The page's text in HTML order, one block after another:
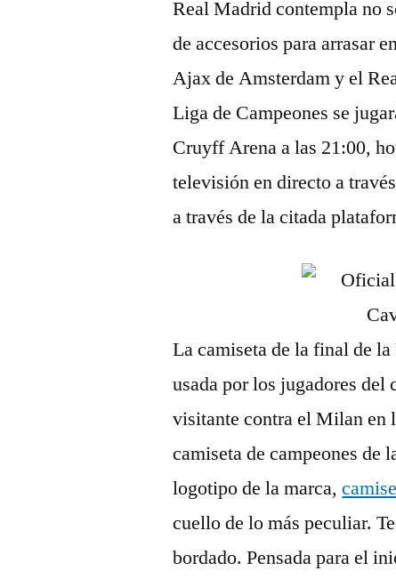
Real Madrid contempla no
de accesorios para arrasar
Ajax de Amsterdam y el
Liga de Campeones se
Cruyff Arena a las 21:00,
televisión en directo a
a través de la citada
La camiseta de la final de
usada por los jugadores
visitante contra el Milan en
camiseta de campeones de
logotipo de la marca,
cuello de lo más peculiar.
bordado. Pensada para el